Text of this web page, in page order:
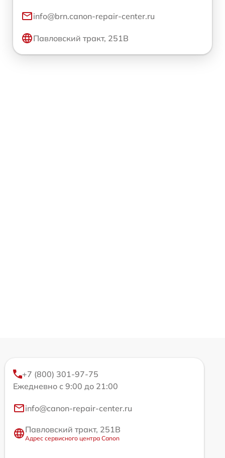
info@brn.canon-repair-center.ru
Павловский тракт, 251В
+7 (800) 301-97-75
Ежедневно с 9:00 до 21:00
info@canon-repair-center.ru
Павловский тракт, 251В
Адрес сервисного центра Canon